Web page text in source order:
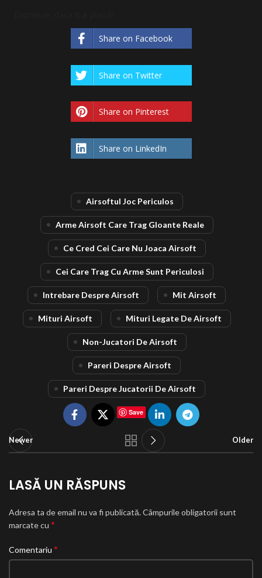
Share on Facebook
Share on Twitter
Share on Pinterest
Share on LinkedIn
Airsoftul Joc Periculos
Arme Airsoft Care Trag Gloante Reale
Ce Cred Cei Care Nu Joaca Airsoft
Cei Care Trag Cu Arme Sunt Periculosi
Intrebare Despre Airsoft Mit Airsoft
Mituri Airsoft Mituri Legate De Airsoft
Non-Jucatori De Airsoft
Pareri Despre Airsoft
Pareri Despre Jucatorii De Airsoft
Save
Newer Older
LASĂ UN RĂSPUNS
Adresa ta de email nu va fi publicată.Câmpurile obligatorii sunt
marcate cu *
Comentariu *